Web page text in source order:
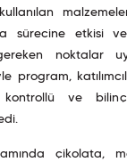
sürecine etkisi
noktalar
program,
kontrollü ve
çikolata,